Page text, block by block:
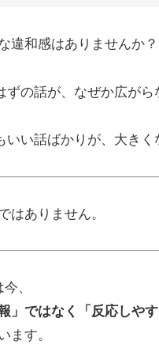
違和感はありませんか？
ずの話が、なぜか広がら
いい話ばかりが、大きく
はありません。
、
」ではなく「反応しやす
ます。